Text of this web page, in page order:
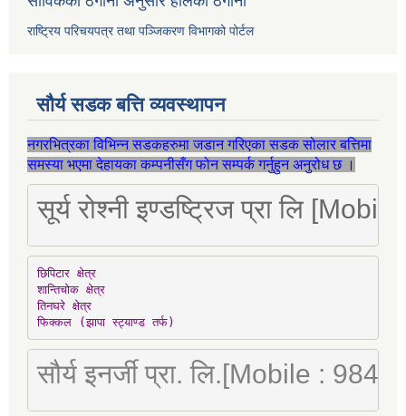
राष्ट्रिय परिचयपत्र तथा पञ्जिकरण विभागको पोर्टल
सौर्य सडक बत्ति व्यवस्थापन
नगरभित्रका विभिन्न सडकहरुमा जडान गरिएका सडक सोलार बत्तिमा
समस्या भएमा देहायका कम्पनीसँग फोन सम्पर्क गर्नुहुन अनुरोध छ ।
सूर्य रोश्नी इण्डष्ट्रिज प्रा लि
छिपिटार क्षेत्र
शान्तिचोक क्षेत्र
तिनघरे क्षेत्र
फिक्कल (झापा स्ट्याण्ड तर्फ)
सौर्य इनर्जी प्रा. लि.[Mobile :